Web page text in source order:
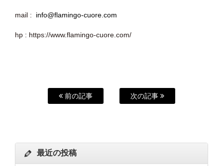
mail : info@flamingo-cuore.com
hp : https://www.flamingo-cuore.com/
前の記事 次の記事
最近の投稿